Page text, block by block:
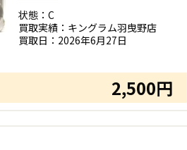
状態：C
買取実績： キングラム羽曳野店
買取日： 2026年6月27日
2,500円